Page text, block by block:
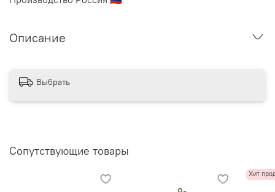
Описание
Выбрать
Сопутствующие товары
Хит